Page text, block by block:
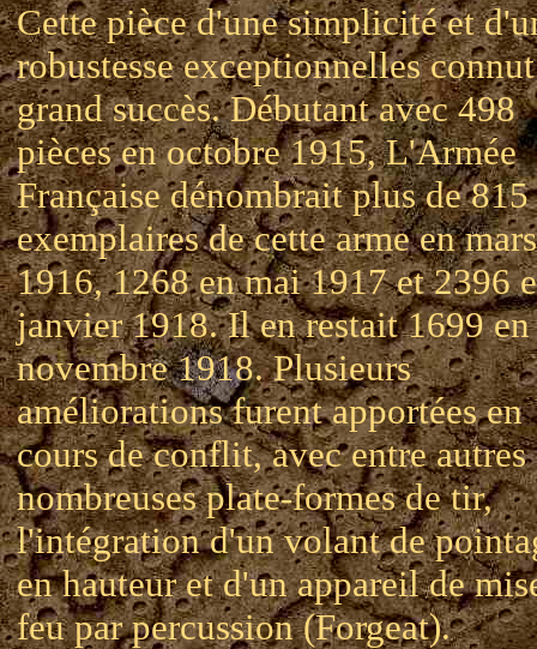
Cette pièce d'une simplicité et
robustesse exceptionnelles
grand succès. Débutant avec 498
pièces en octobre 1915, L'Armée
Française dénombrait plus de 815
exemplaires de cette arme en mars
1916, 1268 en mai 1917 et 2396
janvier 1918. Il en restait 1699 en
novembre 1918. Plusieurs
améliorations furent apportées en
cours de conflit, avec entre autres
nombreuses plate-formes de tir,
l'intégration d'un volant de
en hauteur et d'un appareil de
feu par percussion (Forgeat).